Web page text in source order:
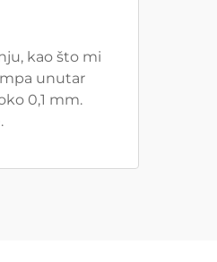
kao što mi
unutar
0,1 mm.